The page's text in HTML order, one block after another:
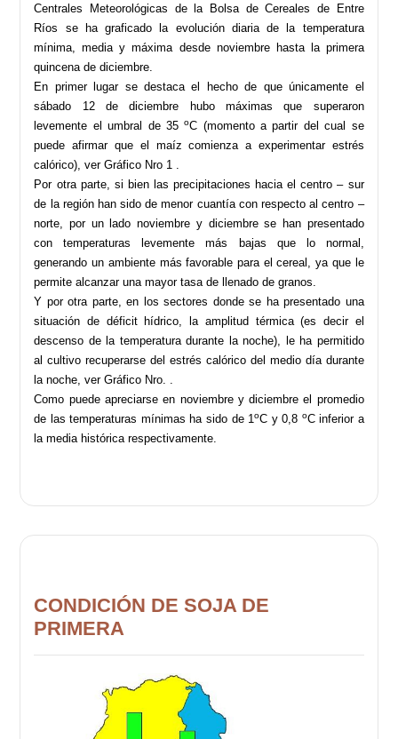
Centrales Meteorológicas de la Bolsa de Cereales de Entre
Ríos se ha graficado la evolución diaria de la temperatura
mínima, media y máxima desde noviembre hasta la primera
quincena de diciembre.
En primer lugar se destaca el hecho de que únicamente el
sábado 12 de diciembre hubo máximas que superaron
levemente el umbral de 35oC (momento a partir del cual se
puede afirmar que el maíz comienza a experimentar estrés
calórico), ver Gráfico Nro 1 .
Por otra parte, si bien las precipitaciones hacia el centro – sur
de la región han sido de menor cuantía con respecto al centro –
norte, por un lado noviembre y diciembre se han presentado
con temperaturas levemente más bajas que lo normal,
generando un ambiente más favorable para el cereal, ya que le
permite alcanzar una mayor tasa de llenado de granos.
Y por otra parte, en los sectores donde se ha presentado una
situación de déficit hídrico, la amplitud térmica (es decir el
descenso de la temperatura durante la noche), le ha permitido
al cultivo recuperarse del estrés calórico del medio día durante
la noche, ver Gráfico Nro. .
Como puede apreciarse en noviembre y diciembre el promedio
de las temperaturas mínimas ha sido de 1oC y 0,8 oC inferior a
la media histórica respectivamente.
CONDICIÓN DE SOJA DE
PRIMERA